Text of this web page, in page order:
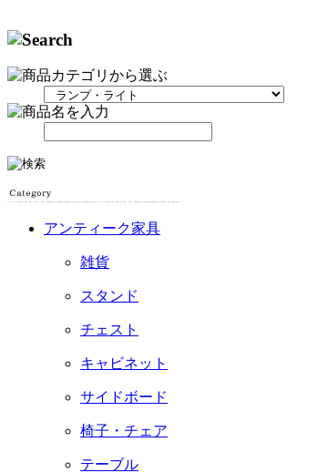
アンティーク家具
雑貨
スタンド
チェスト
キャビネット
サイドボード
椅子・チェア
テーブル